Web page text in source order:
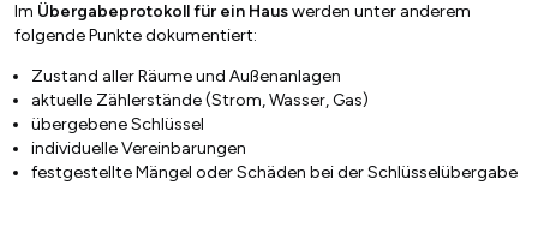
Im Übergabeprotokoll für ein Hauswerden unter anderem
folgende Punkte dokumentiert:
Zustand aller Räume und Außenanlagen
aktuelle Zählerstände (Strom, Wasser, Gas)
übergebene Schlüssel
individuelle Vereinbarungen
festgestellte Mängel oder Schäden bei der Schlüsselübergabe